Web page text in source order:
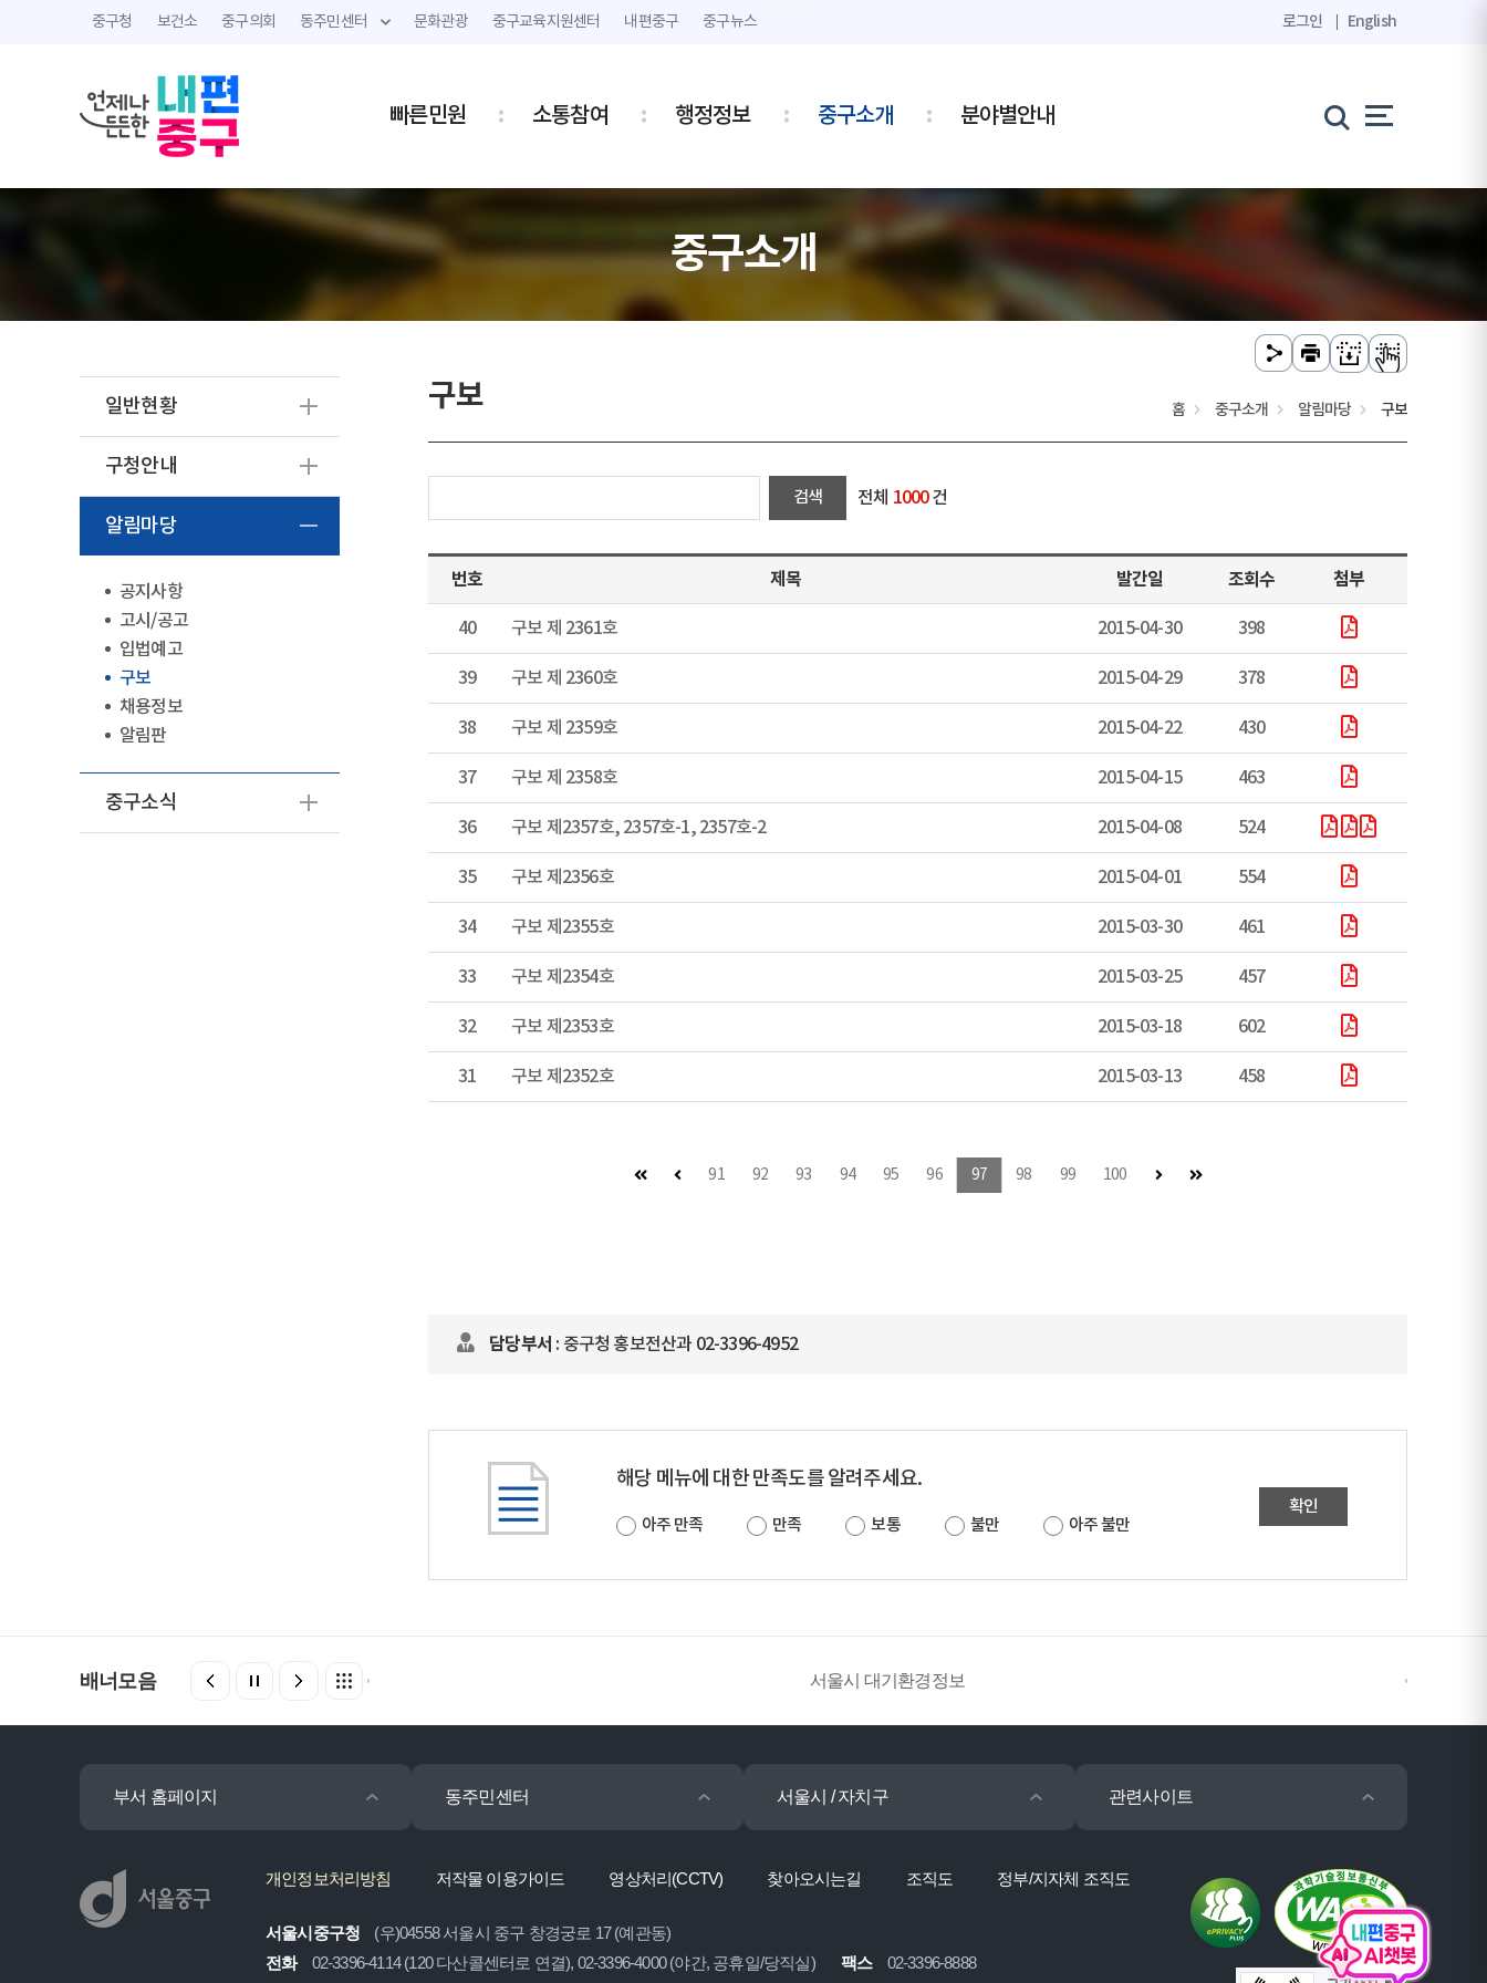
중구청 보건소 중구의회 동주민센터 문화관광 중구교육지원센터 내편중구 중구뉴스 로그인 English
빠른민원 소통참여 행정정보 중구소개 분야별안내
중구소개
일반현황
구청안내
알림마당
공지사항
고시/공고
입법예고
구보
채용정보
알림판
중구소식
구보 홈 중구소개 알림마당 구보
전체 1000건
번호 제목 발간일 조회수 첨부
40 구보 제 2361호 2015-04-30 398
39 구보 제 2360호 2015-04-29 378
38 구보 제 2359호 2015-04-22 430
37 구보 제 2358호 2015-04-15 463
36 구보 제2357호, 2357호-1, 2357호-2 2015-04-08 524
35 구보 제2356호 2015-04-01 554
34 구보 제2355호 2015-03-30 461
33 구보 제2354호 2015-03-25 457
32 구보 제2353호 2015-03-18 602
31 구보 제2352호 2015-03-13 458
첫 페이지이전 페이지
91 92 93 94 95 96 97 98 99 100 다음 페이지마지막 페이지
담당부서 : 중구청 홍보전산과 02-3396-4952
해당 메뉴에 대한 만족도를 알려주세요.
아주 만족 만족 보통 불만 아주 불만
확인
배너모음 서울시 대기환경정보
부서 홈페이지 동주민센터 서울시 / 자치구 관련사이트
개인정보처리방침 저작물 이용가이드 영상처리(CCTV) 찾아오시는길 조직도 정부/지자체 조직도
서울시중구청
(우)04558 서울시 중구 창경궁로 17 (예관동)
전화
02-3396-4114 (120 다산콜센터로 연결), 02-3396-4000 (야간, 공휴일/당직실) 팩스 02-3396-8888